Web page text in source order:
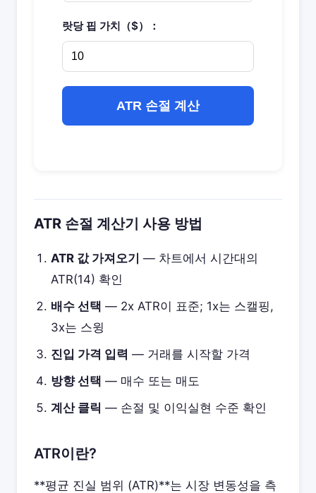
랏당 핍 가치（$）：
ATR 손절 계산
ATR 손절 계산기 사용 방법
ATR 값 가져오기 — 차트에서 시간대의
ATR(14) 확인
배수 선택 — 2x ATR이 표준; 1x는 스캘핑,
3x는 스윙
진입 가격 입력 — 거래를 시작할 가격
방향 선택 — 매수 또는 매도
계산 클릭 — 손절 및 이익실현 수준 확인
ATR이란?
**평균 진실 범위 (ATR)**는 시장 변동성을 측